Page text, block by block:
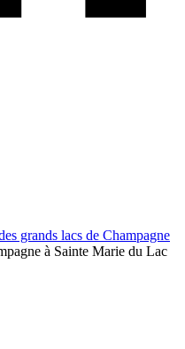
grands lacs de Champagne
à Sainte Marie du Lac